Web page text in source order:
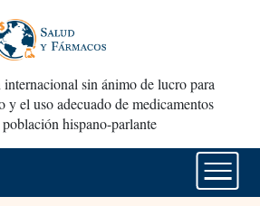
sin ánimo de lucro para
y el uso adecuado de medicamentos
hispano-parlante